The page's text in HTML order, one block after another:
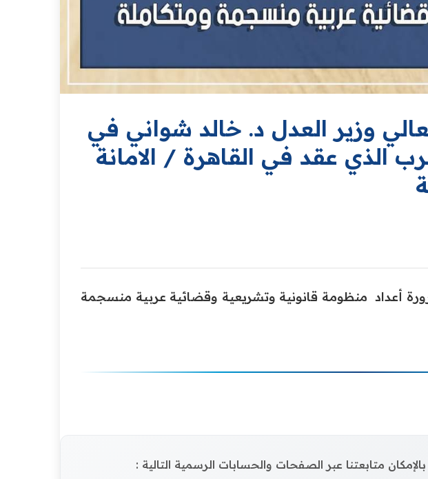
وزير العدل د. خالد شواني في
الذي عقد في القاهرة / الامانة
أعداد منظومة قانونية وتشريعية وقضائية عربية منسجمة
بالإمكان متابعتنا عبر الصفحات والحسابات الرسمية التالية :